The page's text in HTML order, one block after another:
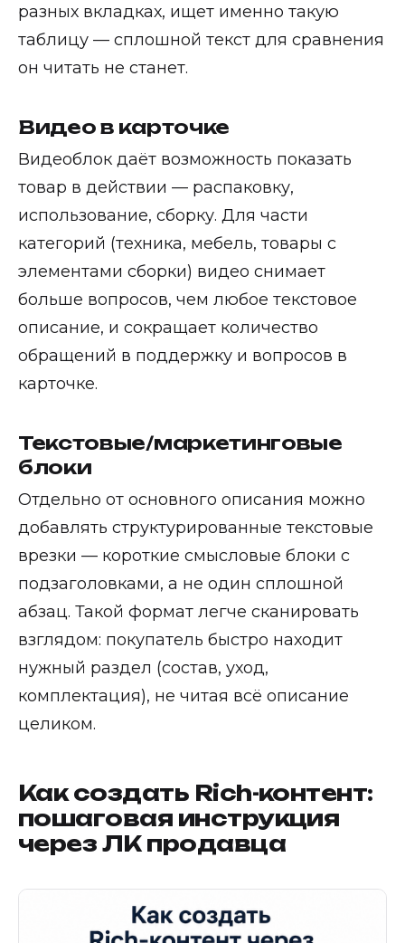
разных вкладках, ищет именно такую
таблицу — сплошной текст для сравнения
он читать не станет.
Видео в карточке
Видеоблок даёт возможность показать
товар в действии — распаковку,
использование, сборку. Для части
категорий (техника, мебель, товары с
элементами сборки) видео снимает
больше вопросов, чем любое текстовое
описание, и сокращает количество
обращений в поддержку и вопросов в
карточке.
Текстовые/маркетинговые
блоки
Отдельно от основного описания можно
добавлять структурированные текстовые
врезки — короткие смысловые блоки с
подзаголовками, а не один сплошной
абзац. Такой формат легче сканировать
взглядом: покупатель быстро находит
нужный раздел (состав, уход,
комплектация), не читая всё описание
целиком.
Как создать Rich-контент:
пошаговая инструкция
через ЛК продавца